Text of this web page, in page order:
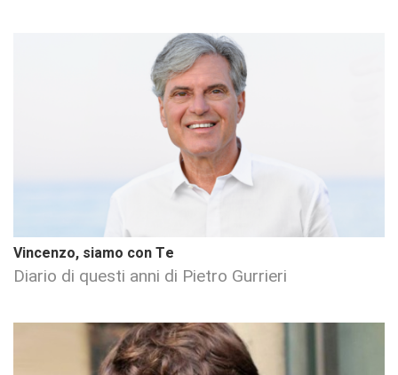
Vincenzo, siamo con Te
Diario di questi anni di Pietro Gurrieri